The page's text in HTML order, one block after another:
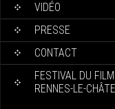
VIDÉO
PRESSE
CONTACT
FESTIVAL DU
RENNES-LE-